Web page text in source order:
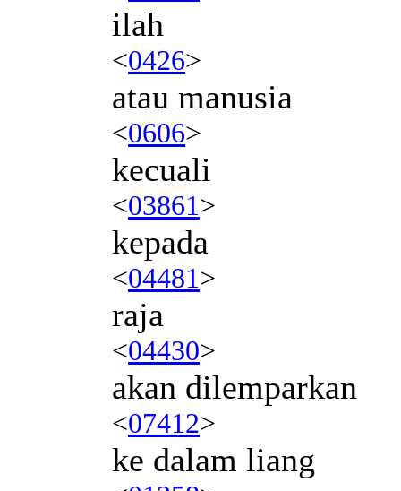
ilah
<0426>
atau manusia
<0606>
kecuali
<03861>
kepada
<04481>
raja
<04430>
akan dilemparkan
<07412>
ke dalam liang